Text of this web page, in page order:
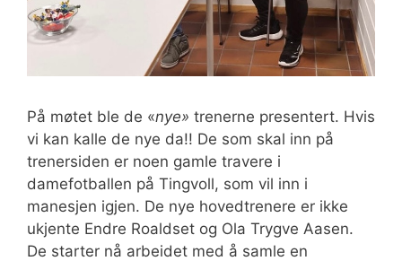
På møtet ble de «nye» trenerne presentert. Hvis
vi kan kalle de nye da!! De som skal inn på
trenersiden er noen gamle travere i
damefotballen på Tingvoll, som vil inn i
manesjen igjen. De nye hovedtrenere er ikke
ukjente Endre Roaldset og Ola Trygve Aasen.
De starter nå arbeidet med å samle en